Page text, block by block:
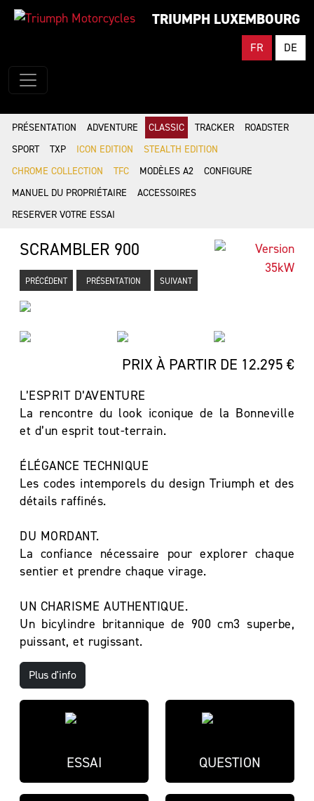
TRIUMPH LUXEMBOURG
FR DE
PRÉSENTATION ADVENTURE CLASSIC TRACKER
ROADSTER
SPORT
TXP ICON EDITION
STEALTH EDITION
CHROME COLLECTION
TFC MODÈLES A2
CONFIGURE
MANUEL DU PROPRIÉTAIRE
ACCESSOIRES
RESERVER VOTRE ESSAI
SCRAMBLER 900
PRÉCÉDENT PRÉSENTATION SUIVANT
PRIX À PARTIR DE 12.295 €
L’ESPRIT D’AVENTURE
La rencontre du look iconique de la Bonneville
et d’un esprit tout-terrain.
ÉLÉGANCE TECHNIQUE
Les codes intemporels du design Triumph et des
détails raffinés.
DU MORDANT.
La confiance nécessaire pour explorer chaque
sentier et prendre chaque virage.
UN CHARISME AUTHENTIQUE.
Un bicylindre britannique de 900 cm3 superbe,
puissant, et rugissant.
Plus d'info
ESSAI QUESTION